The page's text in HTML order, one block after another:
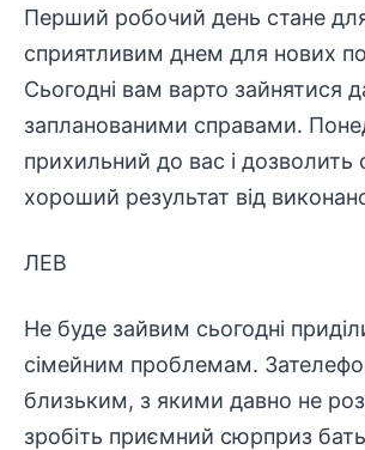
Перший робочий день стане
сприятливим днем ​​для нових
Сьогодні вам варто зайнятися
запланованими справами.
прихильний до вас і дозволить
хороший результат від
ЛЕВ
Не буде зайвим сьогодні
сімейним проблемам.
близьким, з якими давно не
зробіть приємний сюрприз